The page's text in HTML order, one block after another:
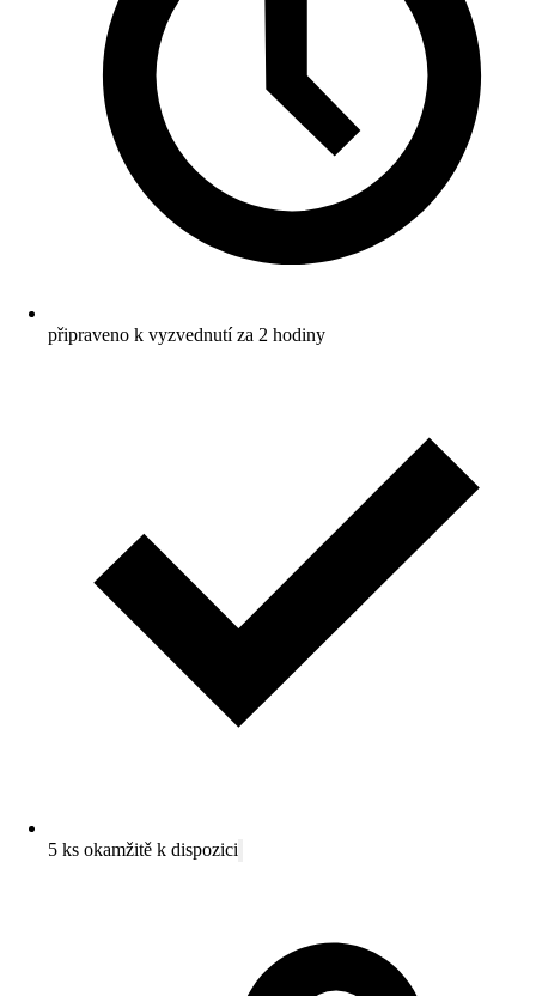
připraveno k vyzvednutí za 2 hodiny
5 ks okamžitě k dispozici